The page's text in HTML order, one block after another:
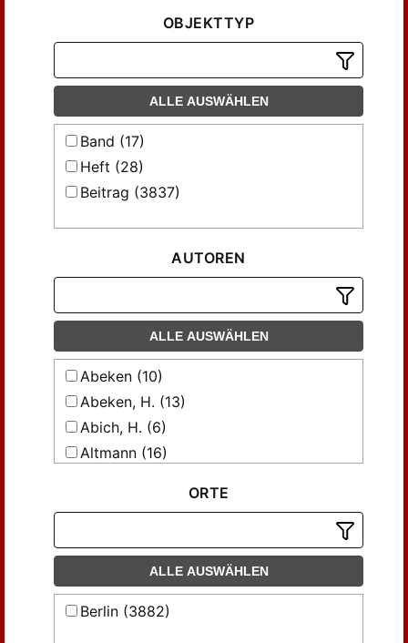
OBJEKTTYP
ALLE AUSWÄHLEN
Band (17)
Heft (28)
Beitrag (3837)
AUTOREN
ALLE AUSWÄHLEN
Abeken (10)
Abeken, H. (13)
Abich, H. (6)
Altmann (16)
Appup, C. F; Martin, Leop. (9)
Bennigsen-Förder von (10)
Blaschke, Eduard (13)
Bleck, Wilh. (23)
ORTE
ALLE AUSWÄHLEN
Berlin (3882)